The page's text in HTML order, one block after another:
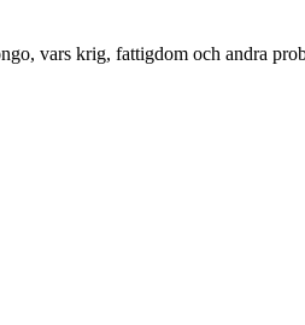
vars krig, fattigdom och andra